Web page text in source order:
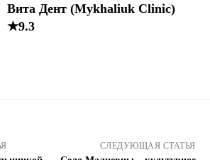
Вита Дент (Mykhaliuk Clinic)
★9.3
СЛЕДУЮЩАЯ СТАТЬЯ